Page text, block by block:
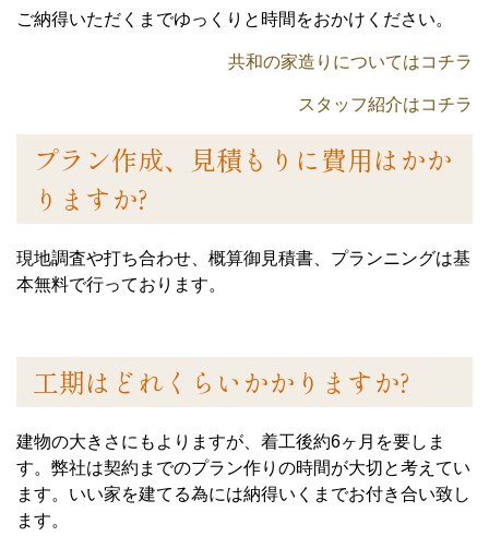
ご納得いただくまでゆっくりと時間をおかけください。
共和の家造りについてはコチラ
スタッフ紹介はコチラ
プラン作成、見積もりに費用はかか
りますか?
現地調査や打ち合わせ、概算御見積書、プランニングは基
本無料で行っております。
工期はどれくらいかかりますか?
建物の大きさにもよりますが、着工後約6ヶ月を要しま
す。弊社は契約までのプラン作りの時間が大切と考えてい
ます。いい家を建てる為には納得いくまでお付き合い致し
ます。